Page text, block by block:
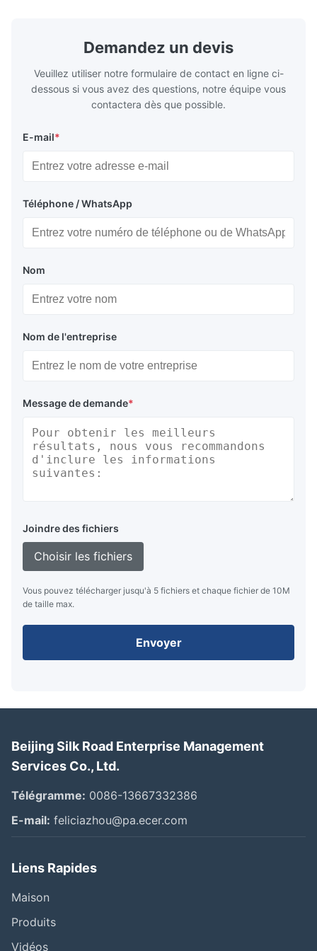
Demandez un devis
Veuillez utiliser notre formulaire de contact en ligne ci-
dessous si vous avez des questions, notre équipe vous
contactera dès que possible.
E-mail*
Téléphone / WhatsApp
Nom
Nom de l'entreprise
Message de demande*
Joindre des fichiers
Choisir les fichiers
Vous pouvez télécharger jusqu'à 5 fichiers et chaque fichier de 10M
de taille max.
Envoyer
Beijing Silk Road Enterprise Management
Services Co., Ltd.
Télégramme: 0086-13667332386
E-mail: feliciazhou@pa.ecer.com
Liens Rapides
Maison
Produits
Vidéos